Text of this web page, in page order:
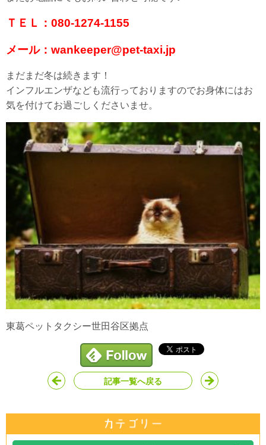
ＴＥＬ：080-1274-1155
メール：wankeeper@pet-taxi.jp
まだまだ冬は続きます！
インフルエンザなども流行っておりますのでお身体にはお
気を付けてお過ごしくださいませ。
東葛ペットタクシー世田谷区拠点
記事一覧へ戻る